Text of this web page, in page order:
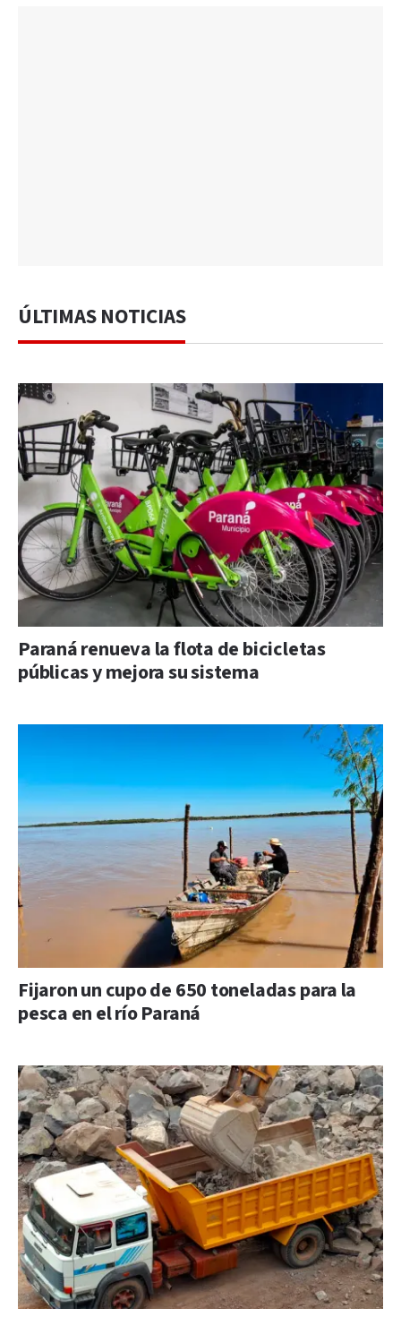
ÚLTIMAS NOTICIAS
Paraná renueva la flota de bicicletas
públicas y mejora su sistema
Fijaron un cupo de 650 toneladas para la
pesca en el río Paraná